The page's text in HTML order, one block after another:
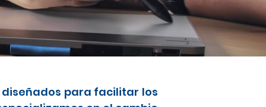
para facilitar los